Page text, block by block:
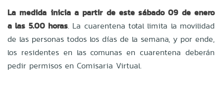
La medida inicia a partir de este sábado 09 de enero
a las 5.00 horas. La cuarentena total limita la movilidad
de las personas todos los días de la semana, y por ende,
los residentes en las comunas en cuarentena deberán
pedir permisos en Comisaria Virtual.